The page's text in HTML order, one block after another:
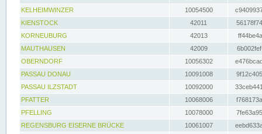
KELHEIMWINZER
10054500
KIENSTOCK
42011
KORNEUBURG
42013
MAUTHAUSEN
42009
OBERNDORF
10056302
PASSAU DONAU
10091008
PASSAU ILZSTADT
10092000
PFATTER
10068006
PFELLING
10078000
REGENSBURG EISERNE BRÜCKE
10061007